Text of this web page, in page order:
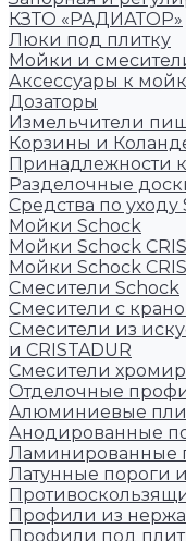
КЗТО «РАДИАТОР»
Люки под плитку
Мойки и
Аксессуары к
Дозаторы
Измельчители
Корзины и
Принадлежности
Разделочные
Средства по уходу
Мойки Schock
Мойки Schock
Мойки Schock
Смесители Schock
Cмесители с
Смесители из
и CRISTADUR
Смесители
Отделочные
Алюминиевые
Анодированные
Ламинированные
Латунные пороги
Профили из
Профили под